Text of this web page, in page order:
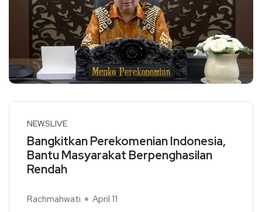
NEWSLIVE
Bangkitkan Perekomenian Indonesia,
Bantu Masyarakat Berpenghasilan
Rendah
Rachmahwati April 11